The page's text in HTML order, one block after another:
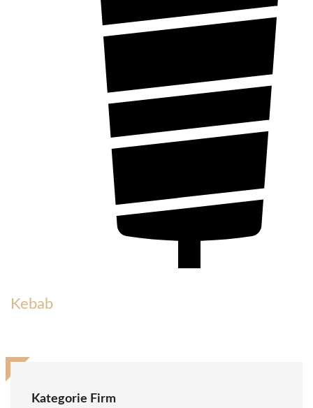
Kebab
Kategorie Firm